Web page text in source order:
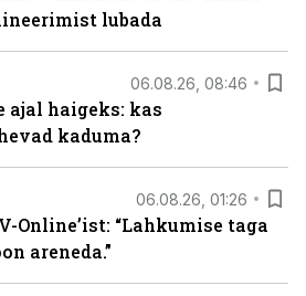
lubada
06.08.26, 08:46
ajal haigeks: kas
kaduma?
06.08.26, 01:26
Online’ist: “Lahkumise taga
areneda.”